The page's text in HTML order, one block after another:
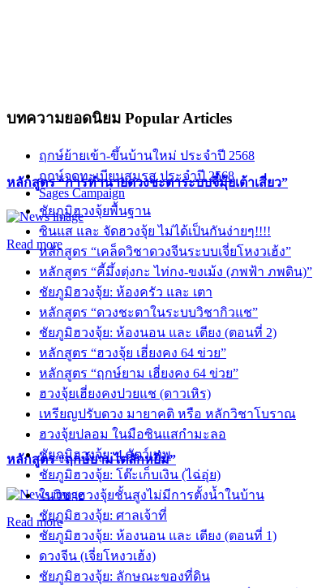
หลักสูตร “การทำนายดวงชะตาระบบจี๋มุ้ยเต้าเสี่ยว”
Read more
หลักสูตร “ฤกษ์ยามไต่ลักหยิ่ม”
Read more
บทความยอดนิยม Popular Articles
ฤกษ์ย้ายเข้า-ขึ้นบ้านใหม่ ประจำปี 2568
ฤกษ์จดทะเบียนสมรส ประจำปี 2568
Sages Campaign
ชัยภูมิฮวงจุ้ยพื้นฐาน
ซินแส และ จัดฮวงจุ้ย ไม่ได้เป็นกันง่ายๆ!!!!
หลักสูตร “เคล็ดวิชาดวงจีนระบบเจี่ยโหงวเฮ้ง”
หลักสูตร “คี้มึ้งตุ่งกะ ไท่กง-ขงเม้ง (ภพฟ้า ภพดิน)”
ชัยภูมิฮวงจุ้ย: ห้องครัว และ เตา
หลักสูตร “ดวงชะตาในระบบวิชากิวแช”
ชัยภูมิฮวงจุ้ย: ห้องนอน และ เตียง (ตอนที่ 2)
หลักสูตร “ฮวงจุ้ย เฮี่ยงคง 64 ข่วย”
หลักสูตร “ฤกษ์ยาม เฮี่ยงคง 64 ข่วย”
ฮวงจุ้ยเฮี่ยงคงปวยแช (ดาวเหิร)
เหรียญปรับดวง มายาคติ หรือ หลักวิชาโบราณ
ฮวงจุ้ยปลอม ในมือซินแสกำมะลอ
ชัยภูมิฮวงจุ้ย: 4 สัตว์เทพ
ชัยภูมิฮวงจุ้ย: โต๊ะเก็บเงิน (ไฉ่อุ่ย)
ในวิชาฮวงจุ้ยชั้นสูงไม่มีการตั้งน้ำในบ้าน
ชัยภูมิฮวงจุ้ย: ศาลเจ้าที่
ชัยภูมิฮวงจุ้ย: ห้องนอน และ เตียง (ตอนที่ 1)
ดวงจีน (เจี่ยโหงวเฮ้ง)
ชัยภูมิฮวงจุ้ย: ลักษณะของที่ดิน